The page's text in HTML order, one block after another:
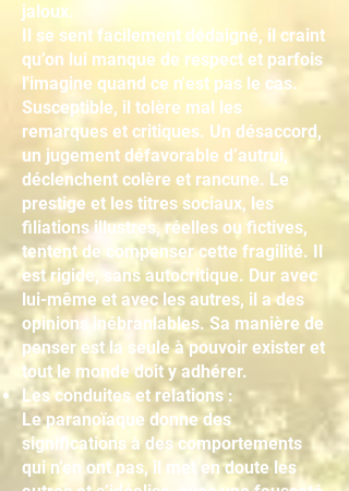
jaloux.
Il se sent facilement dédaigné, il craint
qu’on lui manque de respect et parfois
l'imagine quand ce n'est pas le cas.
Susceptible, il tolère mal les
remarques et critiques. Un désaccord,
un jugement défavorable d’autrui,
déclenchent colère et rancune. Le
prestige et les titres sociaux, les
filiations illustres, réelles ou fictives,
tentent de compenser cette fragilité. Il
est rigide, sans autocritique. Dur avec
lui-même et avec les autres, il a des
opinions inébranlables. Sa manière de
penser est la seule à pouvoir exister et
tout le monde doit y adhérer.
Les conduites et relations :
Le paranoïaque donne des
significations à des comportements
qui n’en ont pas, il met en doute les